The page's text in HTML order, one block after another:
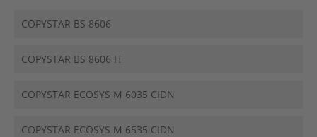
COPYSTAR BS 8606
COPYSTAR BS 8606 H
COPYSTAR ECOSYS M 6035 CIDN
COPYSTAR ECOSYS M 6535 CIDN